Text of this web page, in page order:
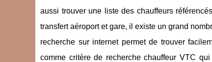
aussi trouver une liste des chauffeurs
transfert aéroport et gare, il existe un grand
recherche sur internet permet de trouver
comme critère de recherche chauffeur VTC